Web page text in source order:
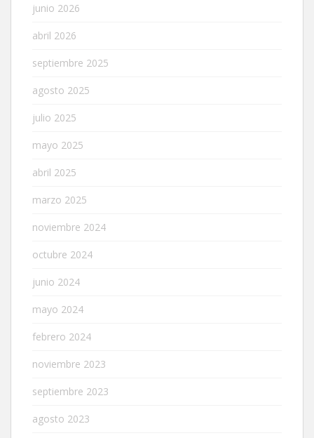
junio 2026
abril 2026
septiembre 2025
agosto 2025
julio 2025
mayo 2025
abril 2025
marzo 2025
noviembre 2024
octubre 2024
junio 2024
mayo 2024
febrero 2024
noviembre 2023
septiembre 2023
agosto 2023